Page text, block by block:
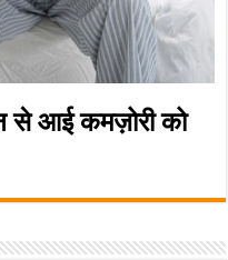
आई कमज़ोरी को